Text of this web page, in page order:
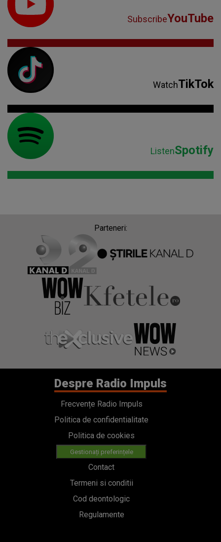
SubscribeYouTube
WatchTikTok
ListenSpotify
Parteneri:
Despre Radio Impuls
Frecvențe Radio Impuls
Politica de confidentialitate
Politica de cookies
Gestionați preferințele
Contact
Termeni si conditii
Cod deontologic
Regulamente